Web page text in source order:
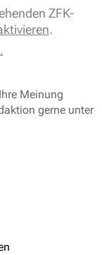
ZFK-
.
Meinung
gerne unter